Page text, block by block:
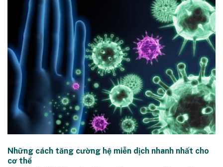
Những cách tăng cường hệ miễn dịch nhanh nhất cho
cơ thể